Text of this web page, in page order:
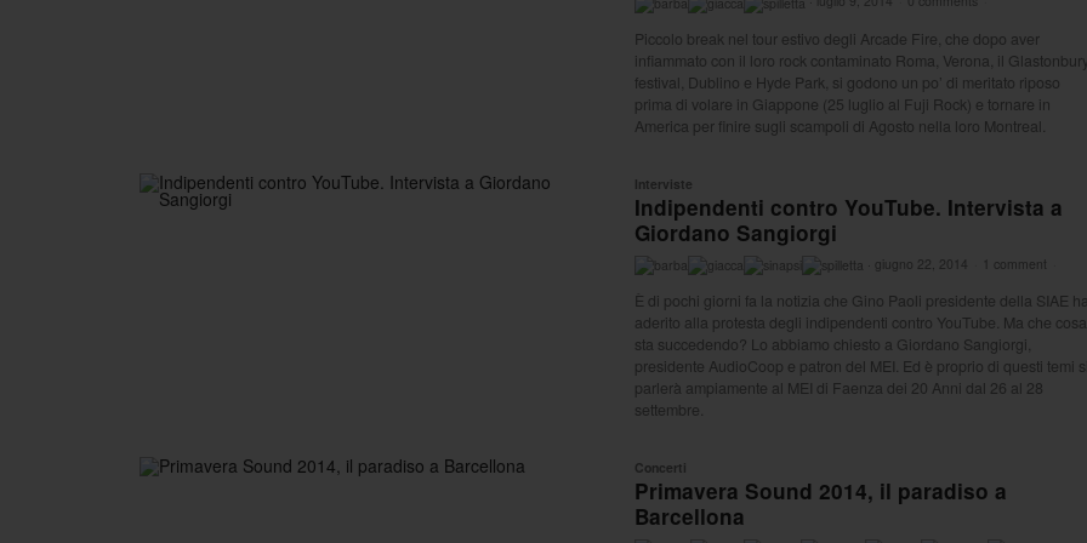
Piccolo break nel tour estivo degli Arcade Fire, che dopo aver
infiammato con il loro rock contaminato Roma, Verona, il Glastonbury
festival, Dublino e Hyde Park, si godono un po’ di meritato riposo
prima di volare in Giappone (25 luglio al Fuji Rock) e tornare in
America per finire sugli scampoli di Agosto nella loro Montreal.
Interviste
Indipendenti contro YouTube. Intervista a
Giordano Sangiorgi
· giugno 22, 2014 1 comment
È di pochi giorni fa la notizia che Gino Paoli presidente della SIAE ha
aderito alla protesta degli indipendenti contro YouTube. Ma che cosa
sta succedendo? Lo abbiamo chiesto a Giordano Sangiorgi,
presidente AudioCoop e patron del MEI. Ed è proprio di questi temi si
parlerà ampiamente al MEI di Faenza dei 20 Anni dal 26 al 28
settembre.
Concerti
Primavera Sound 2014, il paradiso a
Barcellona